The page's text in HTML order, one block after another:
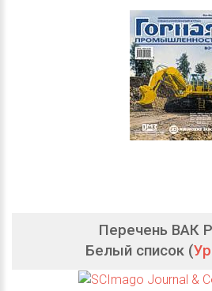
Перечень ВАК
Белый список (